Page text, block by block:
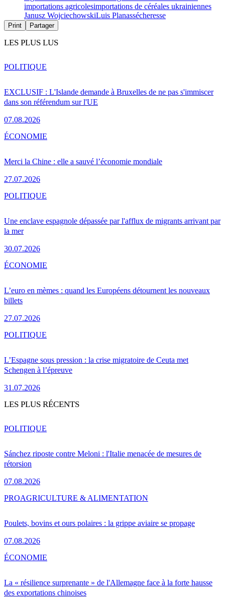
importations agricolesimportations de céréales ukrainiennes
Janusz WojciechowskiLuis Planassécheresse
Print Partager
LES PLUS LUS
EXCLUSIF : L'Islande demande à Bruxelles de ne pas s'immiscer
dans son référendum sur l'UE
07.08.2026
POLITIQUE
Merci la Chine : elle a sauvé l’économie mondiale
27.07.2026
ÉCONOMIE
Une enclave espagnole dépassée par l'afflux de migrants arrivant par
la mer
30.07.2026
POLITIQUE
L’euro en mèmes : quand les Européens détournent les nouveaux
billets
27.07.2026
ÉCONOMIE
L’Espagne sous pression : la crise migratoire de Ceuta met
Schengen à l’épreuve
31.07.2026
POLITIQUE
LES PLUS RÉCENTS
Sánchez riposte contre Meloni : l'Italie menacée de mesures de
rétorsion
07.08.2026
POLITIQUE
Poulets, bovins et ours polaires : la grippe aviaire se propage
07.08.2026
PROAGRICULTURE & ALIMENTATION
La « résilience surprenante » de l'Allemagne face à la forte hausse
des exportations chinoises
ÉCONOMIE